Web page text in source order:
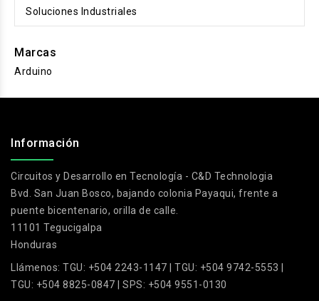
Soluciones Industriales
Marcas
Arduino
Información
Circuitos y Desarrollo en Tecnología - C&D Technologia
Bvd. San Juan Bosco, bajando colonia Payaqui, frente a
puente bicentenario, orilla de calle.
11101 Tegucigalpa
Honduras
Llámenos: TGU: +504 2243-1147 | TGU: +504 9742-5553 |
TGU: +504 8825-0847 | SPS: +504 9551-0130